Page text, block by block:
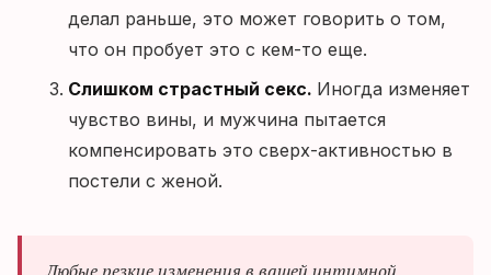
делал раньше, это может говорить о том,
что он пробует это с кем-то еще.
Слишком страстный секс. Иногда изменяет
чувство вины, и мужчина пытается
компенсировать это сверх-активностью в
постели с женой.